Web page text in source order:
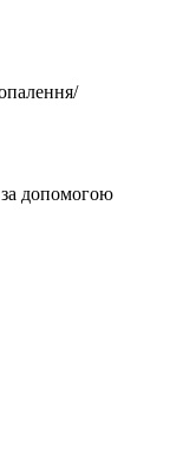
за допомогою